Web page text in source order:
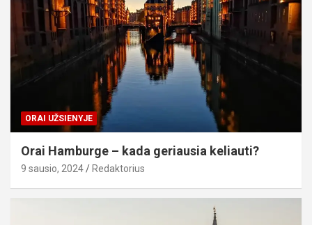
ORAI UŽSIENYJE
Orai Hamburge – kada geriausia keliauti?
9 sausio, 2024 Redaktorius